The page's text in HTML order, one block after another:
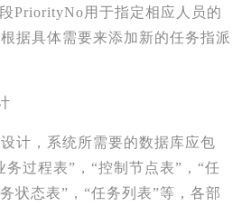
PriorityNo用于指定相应人员的
据具体需要来添加新的任务指派
计，系统所需要的数据库应包
务过程表”，“控制节点表”，“任
状态表”，“任务列表”等，各部